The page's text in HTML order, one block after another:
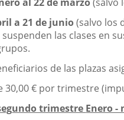
a 21 de junio(salvo los
suspenden las clases en
de las plazas
30,00 € por trimestre
undo trimestre Enero -